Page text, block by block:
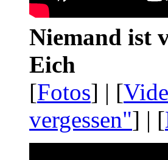
Niemand ist
Eich
[Fotos] | [
vergessen"] | [